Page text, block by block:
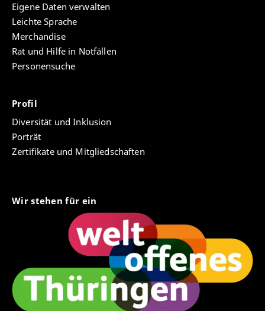
Eigene Daten verwalten
Leichte Sprache
Merchandise
Rat und Hilfe in Notfällen
Personensuche
Profil
Diversität und Inklusion
Porträt
Zertifikate und Mitgliedschaften
Wir stehen für ein